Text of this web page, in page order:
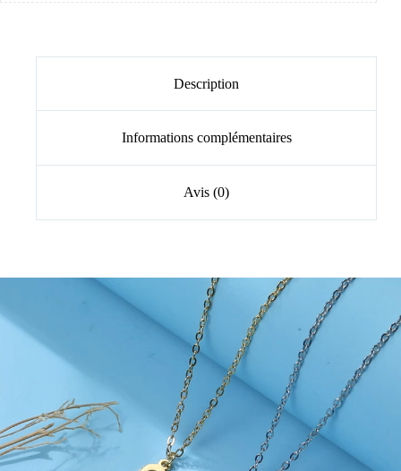
Description
Informations complémentaires
Avis (0)